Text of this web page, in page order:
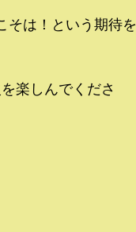
そは！という期待を
楽しんでくださ